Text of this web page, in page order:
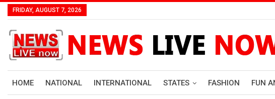
FRIDAY, AUGUST 7, 2026
HOME NATIONAL INTERNATIONAL STATES FASHION FUN